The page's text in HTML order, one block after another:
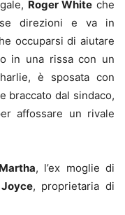
Roger White che
direzioni e va in
occuparsi di aiutare
in una rissa con un
è sposata con
braccato dal sindaco,
affossare un rivale
Martha, l’ex moglie di
Joyce, proprietaria di